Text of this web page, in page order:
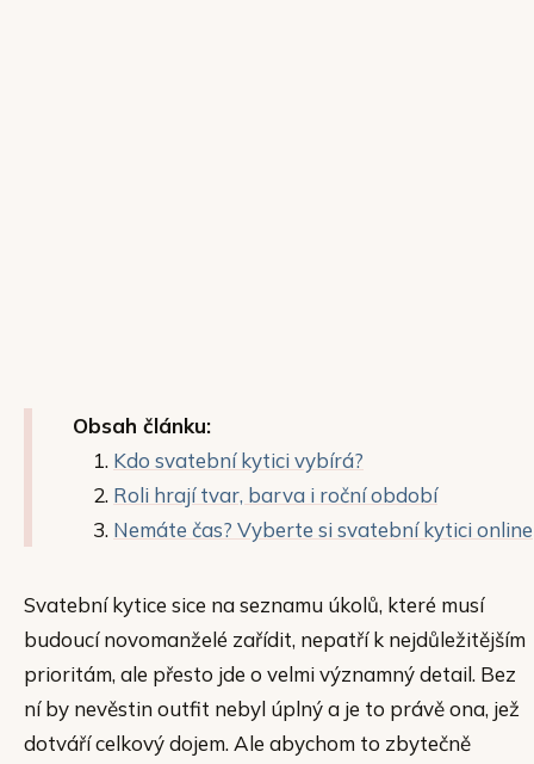
Obsah článku:
Kdo svatební kytici vybírá?
Roli hrají tvar, barva i roční období
Nemáte čas? Vyberte si svatební kytici online
Svatební kytice sice na seznamu úkolů, které musí
budoucí novomanželé zařídit, nepatří k nejdůležitějším
prioritám, ale přesto jde o velmi významný detail. Bez
ní by nevěstin outfit nebyl úplný a je to právě ona, jež
dotváří celkový dojem. Ale abychom to zbytečně